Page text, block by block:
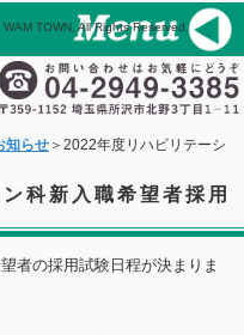
知らせ＞2022年度リハビリテーシ
科新入職希望者採用
者の採用試験日程が決まりま
TOWN, All Rights Reserved.
メール